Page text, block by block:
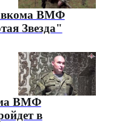
ВМФ
Звезда"
ВМФ
в